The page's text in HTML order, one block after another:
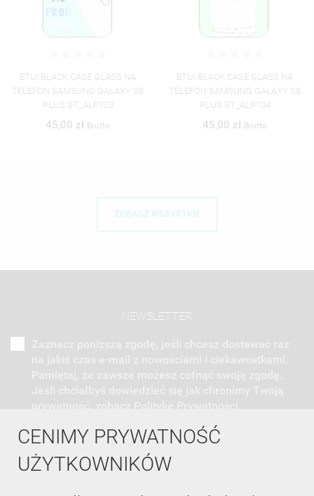
CENIMY PRYWATNOŚĆ
UŻYTKOWNIKÓW
ETUI BLACK CASE GLASS NA
TELEFON SAMSUNG GALAXY S8
PLUS ST_ALP103
45,00 zł Brutto
ETUI BLACK CASE GLASS NA
TELEFON SAMSUNG GALAXY S8
PLUS ST_ALP104
45,00 zł Brutto
ZOBACZ WSZYSTKIE
NEWSLETTER